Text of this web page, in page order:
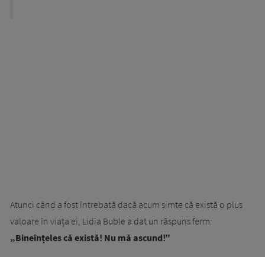
Atunci când a fost întrebată dacă acum simte că există o plus
valoare în viața ei, Lidia Buble a dat un răspuns ferm:
„Bineînțeles că există! Nu mă ascund!”